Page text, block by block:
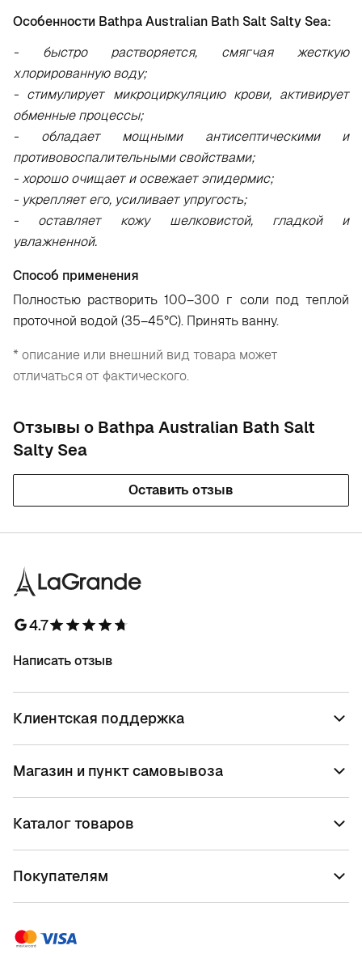
Особенности Bathpa Australian Bath Salt Salty Sea:
- быстро растворяется, смягчая жесткую
хлорированную воду;
- стимулирует микроциркуляцию крови, активирует
обменные процессы;
- обладает мощными антисептическими и
противовоспалительными свойствами;
- хорошо очищает и освежает эпидермис;
- укрепляет его, усиливает упругость;
- оставляет кожу шелковистой, гладкой и
увлажненной.
Способ применения
Полностью растворить 100–300 г соли под теплой
проточной водой (35–45°С). Принять ванну.
* описание или внешний вид товара может
отличаться от фактического.
Отзывы о Bathpa Australian Bath Salt
Salty Sea
Оставить отзыв
4.7
Написать отзыв
Клиентская поддержка
Магазин и пункт самовывоза
Каталог товаров
Покупателям